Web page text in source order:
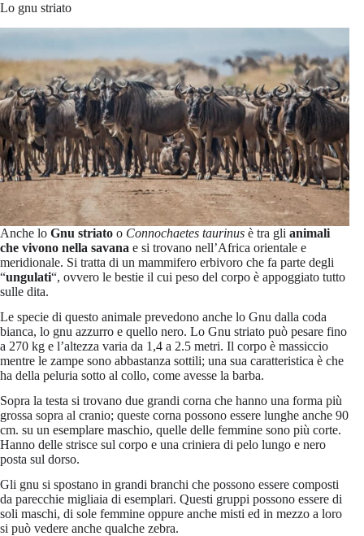
Lo gnu striato
Anche lo Gnu striato o Connochaetes taurinus è tra gli animali
che vivono nella savana e si trovano nell’Africa orientale e
meridionale. Si tratta di un mammifero erbivoro che fa parte degli
“ungulati“, ovvero le bestie il cui peso del corpo è appoggiato tutto
sulle dita.
Le specie di questo animale prevedono anche lo Gnu dalla coda
bianca, lo gnu azzurro e quello nero. Lo Gnu striato può pesare fino
a 270 kg e l’altezza varia da 1,4 a 2.5 metri. Il corpo è massiccio
mentre le zampe sono abbastanza sottili; una sua caratteristica è che
ha della peluria sotto al collo, come avesse la barba.
Sopra la testa si trovano due grandi corna che hanno una forma più
grossa sopra al cranio; queste corna possono essere lunghe anche 90
cm. su un esemplare maschio, quelle delle femmine sono più corte.
Hanno delle strisce sul corpo e una criniera di pelo lungo e nero
posta sul dorso.
Gli gnu si spostano in grandi branchi che possono essere composti
da parecchie migliaia di esemplari. Questi gruppi possono essere di
soli maschi, di sole femmine oppure anche misti ed in mezzo a loro
si può vedere anche qualche zebra.